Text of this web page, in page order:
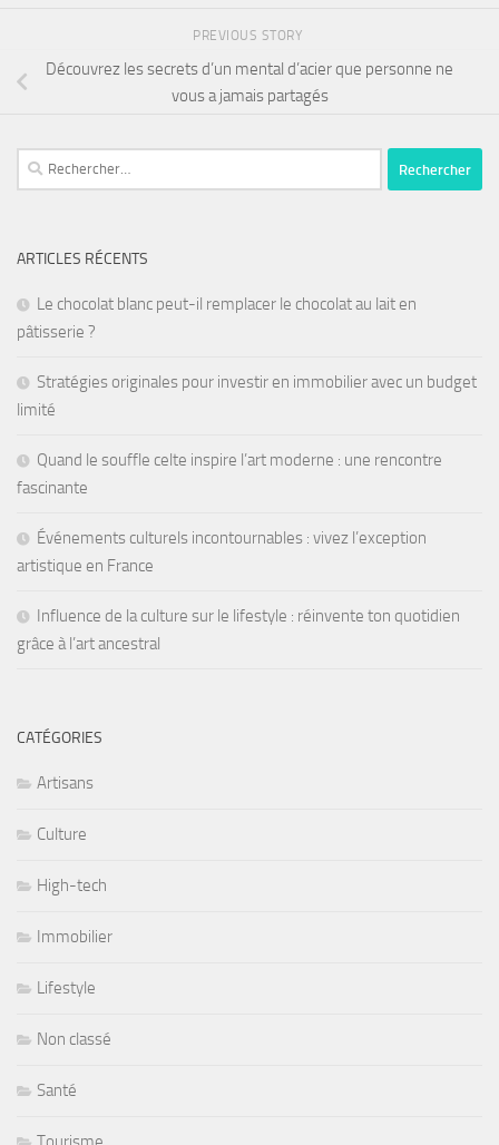
PREVIOUS STORY
Découvrez les secrets d’un mental d’acier que personne ne
vous a jamais partagés
ARTICLES RÉCENTS
Le chocolat blanc peut-il remplacer le chocolat au lait en
pâtisserie ?
Stratégies originales pour investir en immobilier avec un budget
limité
Quand le souffle celte inspire l’art moderne : une rencontre
fascinante
Événements culturels incontournables : vivez l’exception
artistique en France
Influence de la culture sur le lifestyle : réinvente ton quotidien
grâce à l’art ancestral
CATÉGORIES
Artisans
Culture
High-tech
Immobilier
Lifestyle
Non classé
Santé